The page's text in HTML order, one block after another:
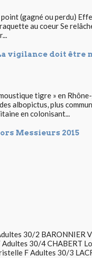
(gagné ou perdu)
au coeur Se
vigilance doit être
tigre » en
albopictus, plus
en colonisant...
Messieurs 2015
30/2 BARONNIER
30/4 CHABERT
F Adultes 30/3